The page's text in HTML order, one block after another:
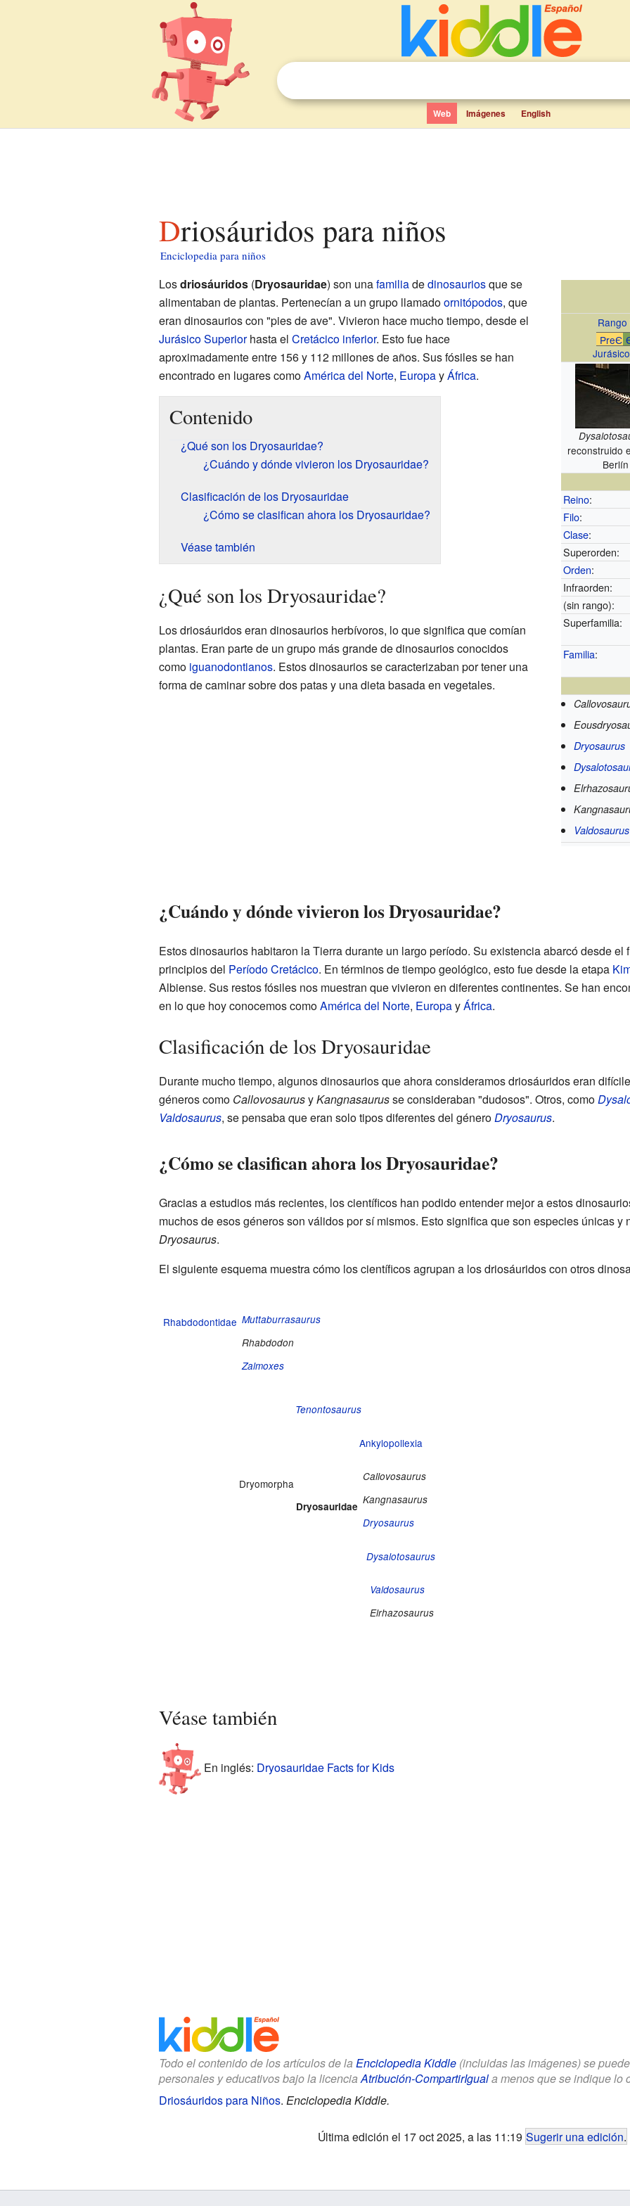
Web Imágenes English
Driosáuridos para niños
Enciclopedia para niños
PreЄ
reconstruido
Reino:
Filo:
Clase:
Superorden:
Orden:
Infraorden:
(sin rango):
Superfamilia:
Familia:
Dryosaurus
Valdosaurus
Losdriosáuridos(Dryosauridae) son unafamiliadedinosauriosque se
alimentaban de plantas. Pertenecían a un grupo llamadoornitópodos, que
eran dinosaurios con "pies de ave". Vivieron hace mucho tiempo, desde el
Jurásico Superiorhasta el Cretácico inferior. Esto fue hace
aproximadamente entre 156 y 112 millones de años. Sus fósiles se han
encontrado en lugares comoAmérica del Norte, EuropayÁfrica.
Contenido
¿Qué son los Dryosauridae?
¿Cuándo y dónde vivieron los Dryosauridae?
Clasificación de los Dryosauridae
¿Cómo se clasifican ahora los Dryosauridae?
Véase también
¿Qué son los Dryosauridae?
Los driosáuridos eran dinosaurios herbívoros, lo que significa que comían
plantas. Eran parte de un grupo más grande de dinosaurios conocidos
como iguanodontianos. Estos dinosaurios se caracterizaban por tener una
forma de caminar sobre dos patas y una dieta basada en vegetales.
¿Cuándo y dónde vivieron los Dryosauridae?
Estos dinosaurios habitaron la Tierra durante un largo período. Su existencia abarcó desde el
principios del Período Cretácico. En términos de tiempo geológico, esto fue desde la etapa
Albiense. Sus restos fósiles nos muestran que vivieron en diferentes continentes. Se han
en lo que hoy conocemos comoAmérica del Norte, EuropayÁfrica.
Clasificación de los Dryosauridae
Durante mucho tiempo, algunos dinosaurios que ahora consideramos driosáuridos eran
géneros como CallovosaurusyKangnasaurusse consideraban "dudosos". Otros, como
Valdosaurus, se pensaba que eran solo tipos diferentes del géneroDryosaurus.
¿Cómo se clasifican ahora los Dryosauridae?
Gracias a estudios más recientes, los científicos han podido entender mejor a estos
muchos de esos géneros son válidos por sí mismos. Esto significa que son especies únicas y
Dryosaurus.
El siguiente esquema muestra cómo los científicos agrupan a los driosáuridos con otros
Rhabdodontidae Muttaburrasaurus
Rhabdodon
Zalmoxes
Tenontosaurus
Dryomorpha
Ankylopollexia
Dryosauridae
Callovosaurus
Kangnasaurus
Dryosaurus
Dysalotosaurus
Valdosaurus
Elrhazosaurus
Véase también
En inglés: Dryosauridae Facts for Kids
Todo el contenido de los artículos de la Enciclopedia Kiddle(incluidas las imágenes) se
personales y educativos bajo la licencia Atribución-CompartirIguala menos que se indique lo
Driosáuridos para Niños. Enciclopedia Kiddle.
Última edición el 17 oct 2025, a las 11:19 Sugerir una edición.